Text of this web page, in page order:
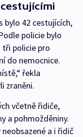
bylo 42 cestujících,
policie bylo
tři policie pro
do nemocnice.
řekla
zraněni.
včetně řidiče,
a pohmožděniny.
a i řidič